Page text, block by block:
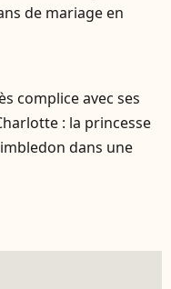
de mariage en
complice avec ses
: la princesse
dans une